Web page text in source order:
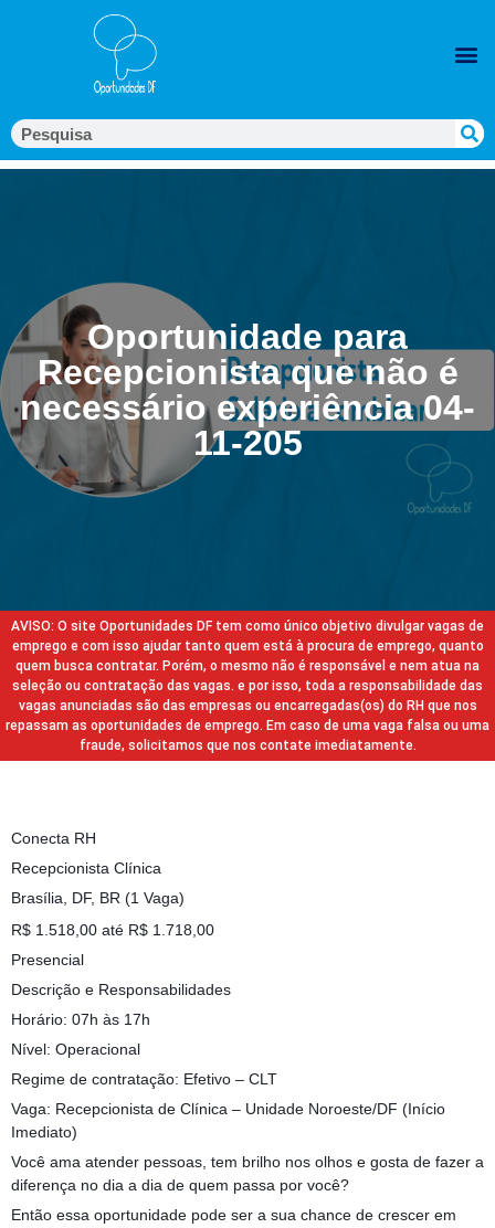
Oportunidade para
Recepcionista que não é
necessário experiência 04-
11-205
AVISO: O site Oportunidades DF tem como único objetivo divulgar vagas de
emprego e com isso ajudar tanto quem está à procura de emprego, quanto
quem busca contratar. Porém, o mesmo não é responsável e nem atua na
seleção ou contratação das vagas. e por isso, toda a responsabilidade das
vagas anunciadas são das empresas ou encarregadas(os) do RH que nos
repassam as oportunidades de emprego. Em caso de uma vaga falsa ou uma
fraude, solicitamos que nos contate imediatamente.
Conecta RH
Recepcionista Clínica
Brasília, DF, BR (1 Vaga)
R$ 1.518,00 até R$ 1.718,00
Presencial
Descrição e Responsabilidades
Horário: 07h às 17h
Nível: Operacional
Regime de contratação: Efetivo – CLT
Vaga: Recepcionista de Clínica – Unidade Noroeste/DF (Início
Imediato)
Você ama atender pessoas, tem brilho nos olhos e gosta de fazer a
diferença no dia a dia de quem passa por você?
Então essa oportunidade pode ser a sua chance de crescer em